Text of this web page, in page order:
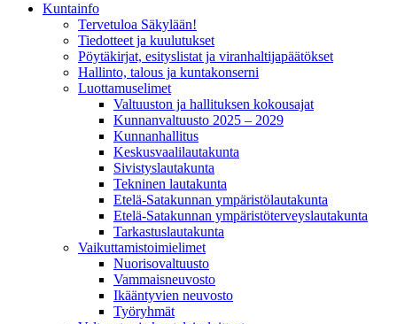
Kunta­info
Tervetuloa Säkylään!
Tiedotteet ja kuulutukset
Pöytäkirjat, esityslistat ja viranhaltijapäätökset
Hallinto, talous ja kuntakonserni
Luottamuselimet
Valtuuston ja hallituksen kokousajat
Kunnanvaltuusto 2025 – 2029
Kunnanhallitus
Keskusvaalilautakunta
Sivistyslautakunta
Tekninen lautakunta
Etelä-Satakunnan ympäristölautakunta
Etelä-Satakunnan ympäristöterveyslautakunta
Tarkastuslautakunta
Vaikuttamistoimielimet
Nuorisovaltuusto
Vammaisneuvosto
Ikääntyvien neuvosto
Työryhmät